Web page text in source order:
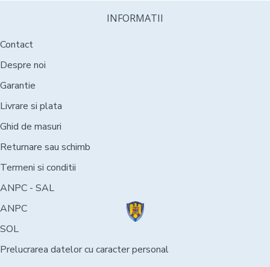
INFORMATII
Contact
Despre noi
Garantie
Livrare si plata
Ghid de masuri
Returnare sau schimb
Termeni si conditii
ANPC - SAL
ANPC
SOL
Prelucrarea datelor cu caracter personal